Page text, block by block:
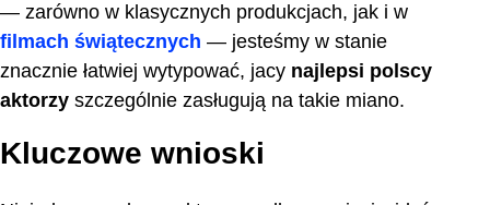
— zarówno w klasycznych produkcjach, jak i w
filmach świątecznych — jesteśmy w stanie
znacznie łatwiej wytypować, jacy najlepsi polscy
aktorzy szczególnie zasługują na takie miano.
Kluczowe wnioski